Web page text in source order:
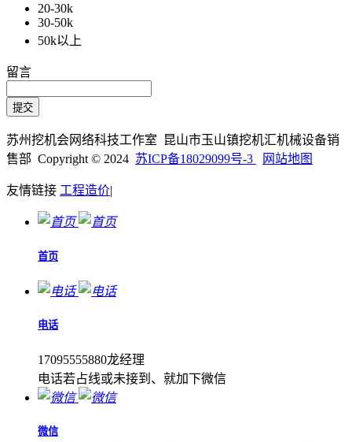
20-30k
30-50k
50k以上
留言
苏州挖机会网络科技工作室 昆山市玉山镇挖机汇机械设备销
售部 Copyright © 2024 苏ICP备18029099号-3 网站地图
友情链接 工程造价|
首页
电话
17095555880龙经理
电话若占线或未接到、就加下微信
微信